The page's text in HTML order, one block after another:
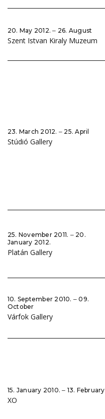
20. May 2012. ‒ 26. August
Szent Istvan Kiraly Muzeum
23. March 2012. ‒ 25. April
Stúdió Gallery
25. November 2011. ‒ 20.
January 2012.
Platán Gallery
10. September 2010. ‒ 09.
October
Várfok Gallery
15. January 2010. ‒ 13. February
XO